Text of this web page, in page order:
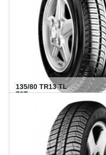
135/80 TR13 TL
70T...